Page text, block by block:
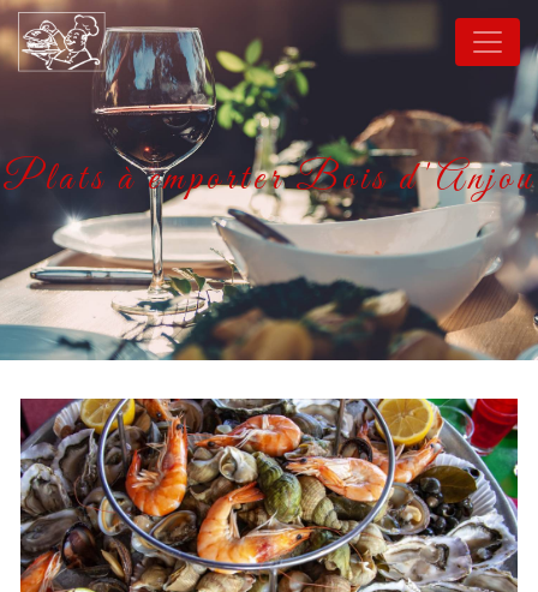
Panneau de gestion des cookies
Plats à emporter Bois d'Anjou